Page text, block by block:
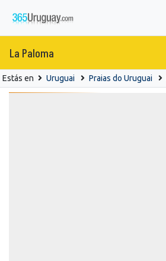
La Paloma
Estás en Uruguai Praias do Uruguai